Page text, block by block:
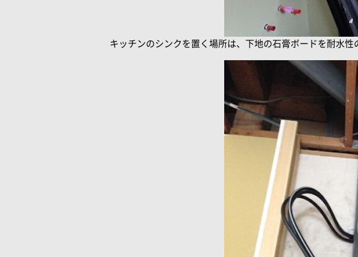
キッチンのシンクを置く場所は、下地の石膏ボードを耐水性